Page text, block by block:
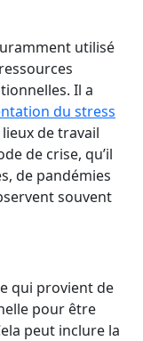
utilisé
Il a
du stress
de travail
de crise, qu’il
de pandémies
souvent
qui provient de
pour être
peut inclure la